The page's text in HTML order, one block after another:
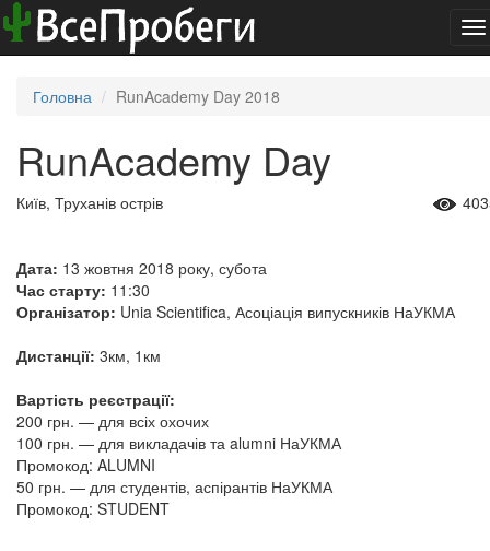
Головна RunAcademy Day 2018
RunAcademy Day
Київ, Труханів острів
Дата: 13 жовтня 2018 року, субота
Час старту: 11:30
Організатор: Unia Scientifica, Асоціація випускників НаУКМА
Дистанції: 3км, 1км
Вартість реєстрації:
200 грн. — для всіх охочих
100 грн. — для викладачів та alumni НаУКМА
Промокод: ALUMNI
50 грн. — для студентів, аспірантів НаУКМА
Промокод: STUDENT